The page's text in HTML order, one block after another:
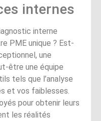
internes
interne
PME unique ? Est-
une
être une équipe
tels que l’analyse
et vos faiblesses.
pour obtenir leurs
les réalités